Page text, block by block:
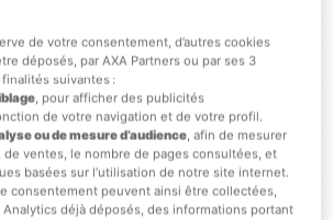
de votre consentement, d’autres cookies
déposés, par AXA Partners ou par ses 3
suivantes :
, pour afficher des publicités
de votre navigation et de votre profil.
ou de mesure d’audience, afin de mesurer
de ventes, le nombre de pages consultées, et
basées sur l’utilisation de notre site internet.
consentement peuvent ainsi être collectées,
Analytics déjà déposés, des informations portant